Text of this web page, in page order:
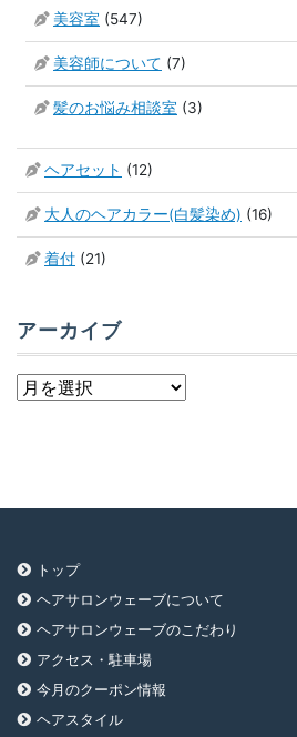
美容室 (547)
美容師について (7)
髪のお悩み相談室 (3)
ヘアセット (12)
大人のヘアカラー(白髪染め) (16)
着付 (21)
アーカイブ
ア
トップ
ヘアサロンウェーブについて
ヘアサロンウェーブのこだわり
アクセス・駐車場
今月のクーポン情報
ヘアスタイル